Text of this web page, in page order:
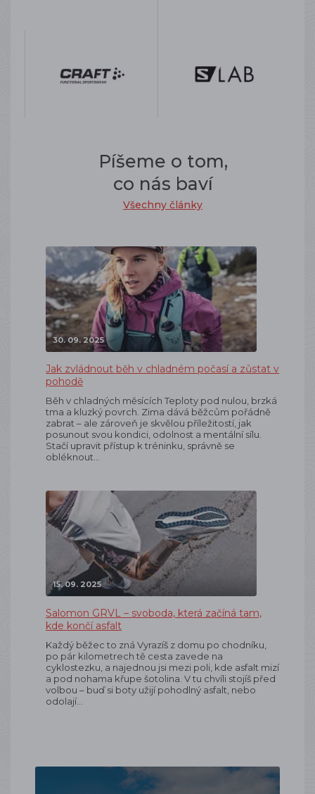
Píšeme o tom,
co nás baví
Všechny články
30. 09. 2025
Jak zvládnout běh v chladném počasí a zůstat v
pohodě
Běh v chladných měsících Teploty pod nulou, brzká
tma a kluzký povrch. Zima dává běžcům pořádně
zabrat – ale zároveň je skvělou příležitostí, jak
posunout svou kondici, odolnost a mentální sílu.
Stačí upravit přístup k tréninku, správně se
obléknout…
15. 09. 2025
Salomon GRVL – svoboda, která začíná tam,
kde končí asfalt
Každý běžec to zná Vyrazíš z domu po chodníku,
po pár kilometrech tě cesta zavede na
cyklostezku, a najednou jsi mezi poli, kde asfalt mizí
a pod nohama křupe šotolina. V tu chvíli stojíš před
volbou – buď si boty užijí pohodlný asfalt, nebo
odolají…